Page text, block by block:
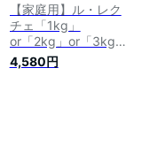
【家庭用】ル・レク
チェ「1kg」
or「2kg」or「3kg」
or「4kg」 樋口農園
【新潟県産/ル・レク
4,580円